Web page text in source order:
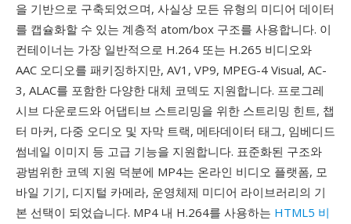
을 기반으로 구축되었으며, 사실상 모든 유형의 미디어 데이터
를 캡슐화할 수 있는 계층적 atom/box 구조를 사용합니다. 이
컨테이너는 가장 일반적으로 H.264 또는 H.265 비디오와
AAC 오디오를 패키징하지만, AV1, VP9, MPEG-4 Visual, AC-
3, ALAC를 포함한 다양한 대체 코덱도 지원합니다. 프로그레
시브 다운로드와 어댑티브 스트리밍을 위한 스트리밍 힌트, 챕
터 마커, 다중 오디오 및 자막 트랙, 메타데이터 태그, 임베디드
썸네일 이미지 등 고급 기능을 지원합니다. 표준화된 구조와
광범위한 코덱 지원 덕분에 MP4는 온라인 비디오 플랫폼, 모
바일 기기, 디지털 카메라, 운영체제 미디어 라이브러리의 기
본 선택이 되었습니다. MP4 내 H.264를 사용하는 HTML5 비